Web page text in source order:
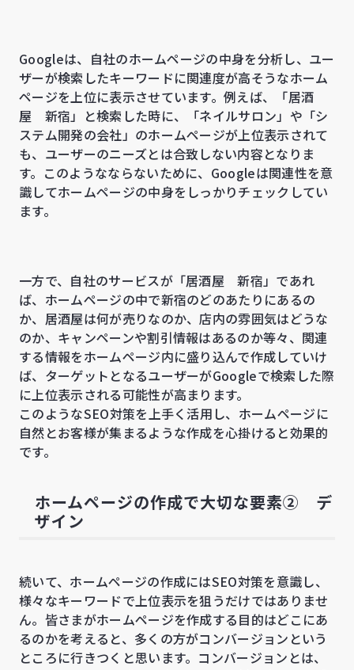
Googleは、自社のホームページの中身を分析し、ユー
ザーが検索したキーワードに関連度が高そうなホーム
ページを上位に表示させています。例えば、「居酒
屋 新宿」と検索した時に、「ネイルサロン」や「シ
ステム開発の会社」のホームページが上位表示されて
も、ユーザーのニーズとは合致しない内容となりま
す。このようなならないために、Googleは関連性を意
識してホームページの中身をしっかりチェックしてい
ます。
一方で、自社のサービスが「居酒屋 新宿」であれ
ば、ホームページの中で新宿のどのあたりにあるの
か、居酒屋は何が売りなのか、店内の雰囲気はどうな
のか、キャンペーンや割引情報はあるのか等々、関連
する情報をホームページ内に盛り込んで作成していけ
ば、ターゲットとなるユーザーがGoogleで検索した際
に上位表示される可能性が高まります。
このようなSEO対策を上手く活用し、ホームページに
自然とお客様が集まるような作成を心掛けると効果的
です。
ホームページの作成で大切な要素② デ
ザイン
続いて、ホームページの作成にはSEO対策を意識し、
様々なキーワードで上位表示を狙うだけではありませ
ん。皆さまがホームページを作成する目的はどこにあ
るのかを考えると、多くの方がコンバージョンという
ところに行きつくと思います。コンバージョンとは、